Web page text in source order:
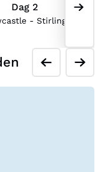
Dag 2
- Stirling